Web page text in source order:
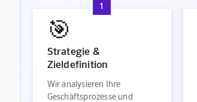
1
🎯
Strategie &
Zieldefinition
Wir analysieren Ihre
Geschäftsprozesse und